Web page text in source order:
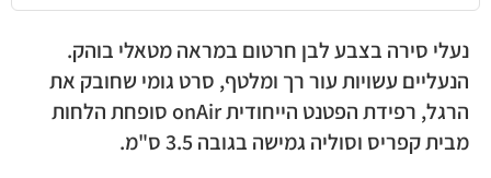
נעלי סירה בצבע לבן חרטום במראה מטאלי בוהק.
הנעליים עשויות עור רך ומלטף, סרט גומי שחובק את
הרגל, רפידת הפטנט הייחודית onAir סופחת הלחות
מבית קפריס וסוליה גמישה בגובה 3.5 ס"מ.